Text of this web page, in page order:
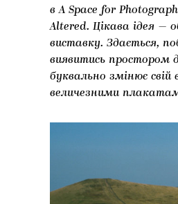
в A Space for
Altered. Цікава ідея —
виставку. Здається,
виявитись простором
буквально змінює
величезними